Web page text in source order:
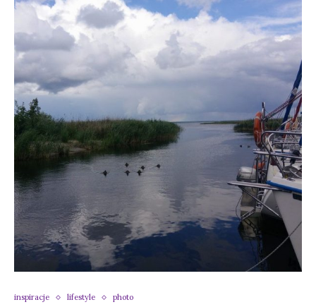
inspiracje lifestyle photo